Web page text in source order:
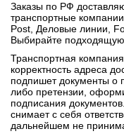
Заказы по РФ
транспортные
Post, Деловые линии,
Выбирайте
Транспортная
корректность адреса
подпишет документы о
либо претензии,
подписания
снимает с себя
дальнейшем не